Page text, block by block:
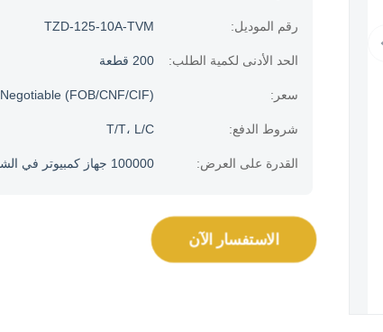
رقم الموديل: TZD-125-10A-TVM
الحد الأدنى لكمية الطلب: 200 قطعة
سعر: Negotiable (FOB/CNF/CIF)
شروط الدفع: T/T، L/C
القدرة على العرض: 100000 جهاز كمبيوتر في الشهر
الاستفسار الآن